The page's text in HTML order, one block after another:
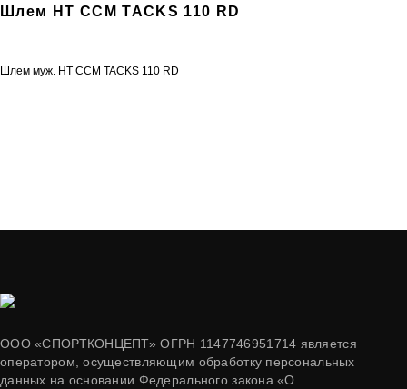
Шлем HT CCM TACKS 110 RD
Шлем муж. HT CCM TACKS 110 RD
ООО «СПОРТКОНЦЕПТ» ОГРН 1147746951714 является
оператором, осуществляющим обработку персональных
данных на основании Федерального закона «О